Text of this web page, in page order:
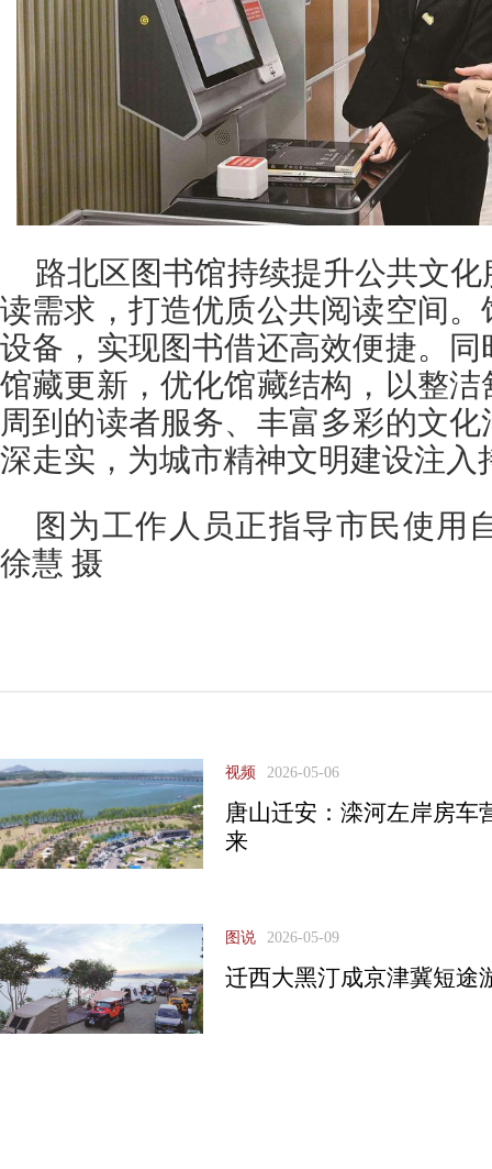
路北区图书馆持续提升公共文
读需求，打造优质公共阅读空间
设备，实现图书借还高效便捷。
馆藏更新，优化馆藏结构，以整
周到的读者服务、丰富多彩的文
深走实，为城市精神文明建设注入
图为工作人员正指导市民使用
徐慧 摄
视频 2026-05-06
唐山迁安：滦河左岸房车
来
图说 2026-05-09
迁西大黑汀成京津冀短途